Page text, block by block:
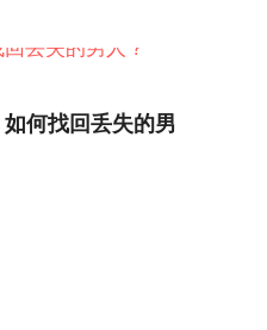
如何找回丢失的男